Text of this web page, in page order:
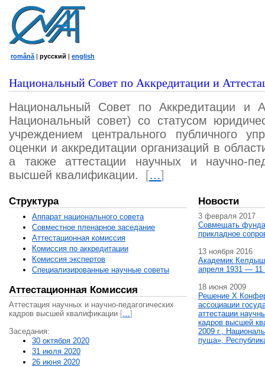
română | русский | english
Национальный Совет по Аккредитации и
Национальный Совет по Аккредитации и
Национальный совет) со статусом
учреждением центрального публичного
оценки и аккредитации организаций в
а также аттестации научных и научно-
высшей квалификации.
[…]
Структура
Аппарат национального совета
Совместное пленарное заседание
Аттестационная комисcия
Комиссия по аккредитации
Комиссия экспертов
Специализированные научные советы
Аттестационная Комиссия
Аттестация научных и научно-педагогических
кадров высшей квалификации […]
Заседания:
30 октября 2020
31 июля 2020
26 июня 2020
Новости
3 февраля 2017
Совмещать
прикладное
13 ноября 2016
Академик
апреля 1931 — 11
18 июня 2009
Решение X
ассоциации
аттестации
кадров высшей
2009 г.,
пуща»,